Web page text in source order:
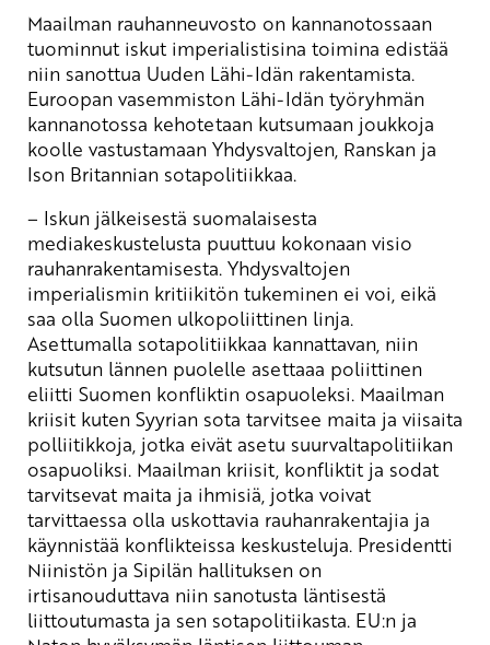
Maailman rauhanneuvosto on kannanotossaan
tuominnut iskut imperialistisina toimina edistää
niin sanottua Uuden Lähi-Idän rakentamista.
Euroopan vasemmiston Lähi-Idän työryhmän
kannanotossa kehotetaan kutsumaan joukkoja
koolle vastustamaan Yhdysvaltojen, Ranskan ja
Ison Britannian sotapolitiikkaa.
– Iskun jälkeisestä suomalaisesta
mediakeskustelusta puuttuu kokonaan visio
rauhanrakentamisesta. Yhdysvaltojen
imperialismin kritiikitön tukeminen ei voi, eikä
saa olla Suomen ulkopoliittinen linja.
Asettumalla sotapolitiikkaa kannattavan, niin
kutsutun lännen puolelle asettaaa poliittinen
eliitti Suomen konfliktin osapuoleksi. Maailman
kriisit kuten Syyrian sota tarvitsee maita ja viisaita
polliitikkoja, jotka eivät asetu suurvaltapolitiikan
osapuoliksi. Maailman kriisit, konfliktit ja sodat
tarvitsevat maita ja ihmisiä, jotka voivat
tarvittaessa olla uskottavia rauhanrakentajia ja
käynnistää konflikteissa keskusteluja. Presidentti
Niinistön ja Sipilän hallituksen on
irtisanouduttava niin sanotusta läntisestä
liittoutumasta ja sen sotapolitiikasta. EU:n ja